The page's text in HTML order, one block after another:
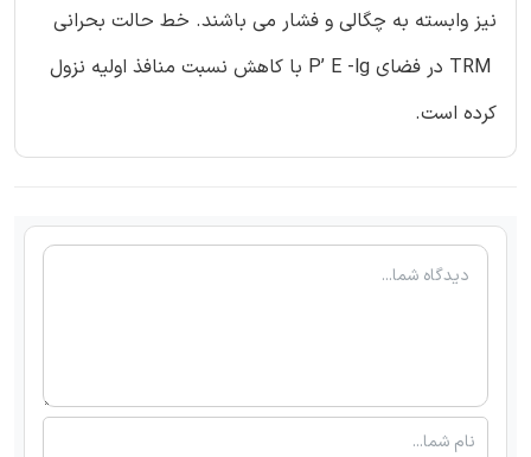
نیز وابسته به چگالی و فشار می باشند. خط حالت بحرانی
TRM در فضای P’ E -lg با کاهش نسبت منافذ اولیه نزول
کرده است.